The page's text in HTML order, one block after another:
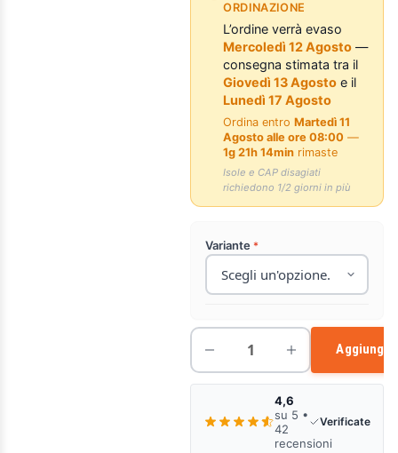
ORDINAZIONE
L’ordine verrà evaso
Mercoledì 12 Agosto —
consegna stimata tra il
Giovedì 13 Agosto e il
Lunedì 17 Agosto
Ordina entroMartedì 11
Agosto alle ore 08:00 —
1g 21h 14min rimaste
Isole e CAP disagiati
richiedono 1/2 giorni in più
Variante
Aggiungi
4,6
su 5 •
42
recensioni
Verificate